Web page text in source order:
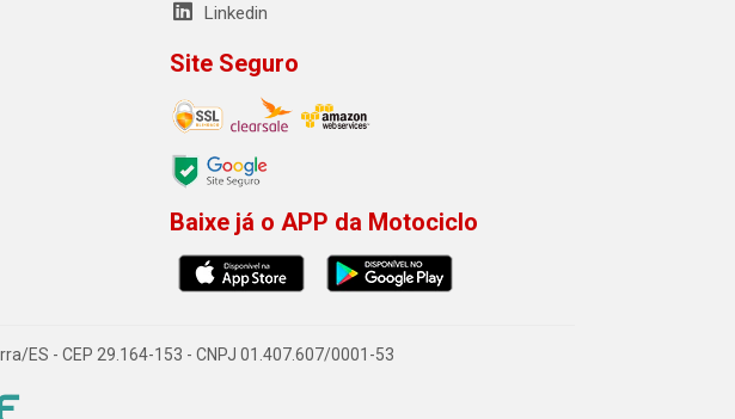
Linkedin
Site Seguro
Baixe já o APP da Motociclo
ES - CEP 29.164-153 - CNPJ 01.407.607/0001-53